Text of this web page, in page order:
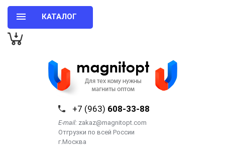
КАТАЛОГ
+7 (963) 608-33-88
E-mail: zakaz@magnitopt.com
Отгрузки по всей России
г.Москва